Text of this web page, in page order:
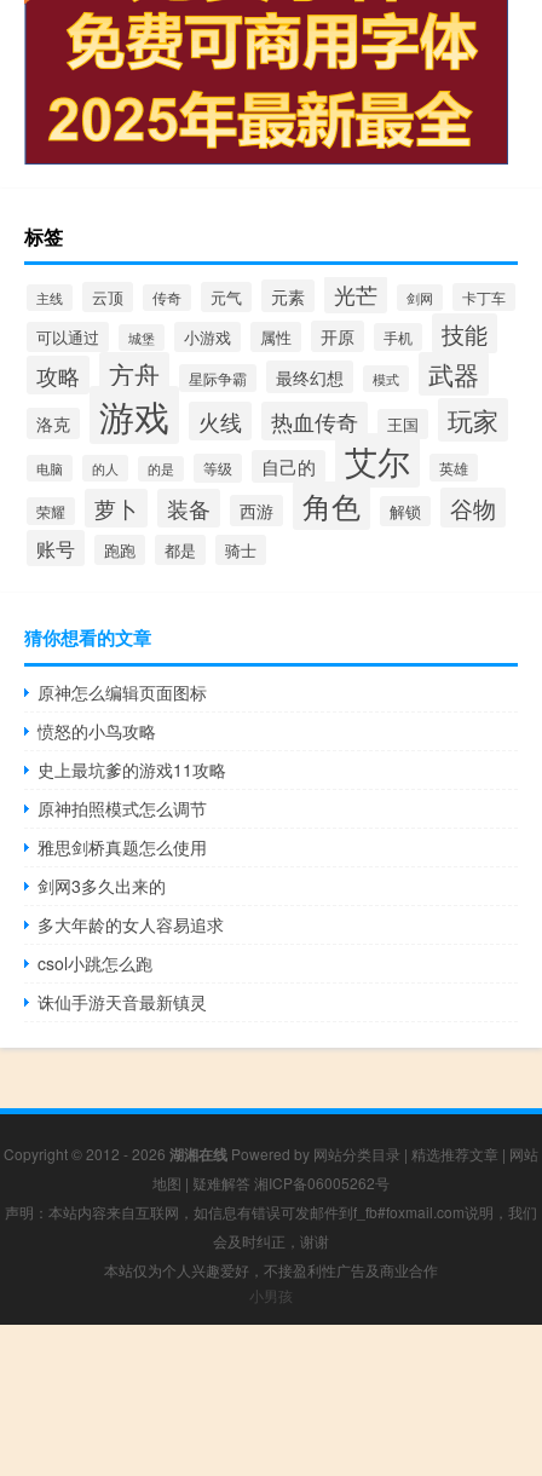
标签
主线 云顶 传奇 元气 元素 光芒 剑网 卡丁车
可以通过 城堡 小游戏 属性 开原 手机 技能
攻略 方舟 星际争霸 最终幻想 模式 武器
洛克 游戏 火线 热血传奇 王国 玩家
电脑 的人 的是 等级 自己的 艾尔 英雄
荣耀 萝卜 装备 西游 角色 解锁 谷物
账号 跑跑 都是 骑士
猜你想看的文章
原神怎么编辑页面图标
愤怒的小鸟攻略
史上最坑爹的游戏11攻略
原神拍照模式怎么调节
雅思剑桥真题怎么使用
剑网3多久出来的
多大年龄的女人容易追求
csol小跳怎么跑
诛仙手游天音最新镇灵
Copyright © 2012 - 2026 湖湘在线 Powered by 网站分类目录 | 精选推荐文章 | 网站
地图 | 疑难解答 湘ICP备06005262号
声明：本站内容来自互联网，如信息有错误可发邮件到f_fb#foxmail.com说明，我们
会及时纠正，谢谢
本站仅为个人兴趣爱好，不接盈利性广告及商业合作
小男孩